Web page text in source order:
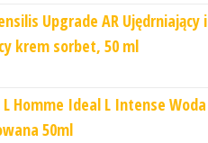
Upgrade AR Ujędrniający i
krem sorbet, 50 ml
Homme Ideal L Intense Woda
50ml